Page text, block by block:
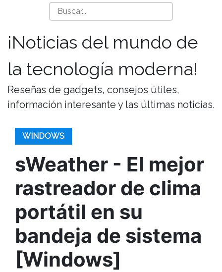
¡Noticias del mundo de
la tecnología moderna!
Reseñas de gadgets, consejos útiles,
información interesante y las últimas noticias.
WINDOWS
sWeather - El mejor
rastreador de clima
portátil en su
bandeja de sistema
[Windows]